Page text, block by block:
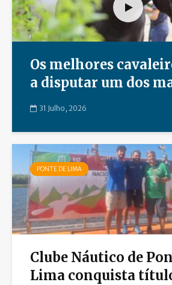
Os melhores
a disputar um dos
31 Julho, 2026
PONTE DE LIMA
Clube Náutico de
Lima conquista